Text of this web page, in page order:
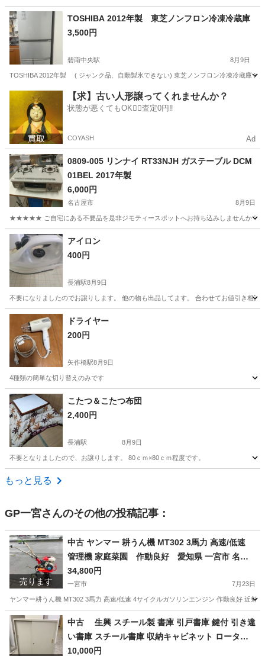
愛知 名古屋市 キッチン家電
TOSHIBA 2012年製 東芝ノンフロン冷凍冷蔵庫
3,500円
碧南中央駅 8月9日
TOSHIBA 2012年製 ( ジャンク品、自動製氷できない) 東芝ノンフロン冷凍冷蔵庫
碧南中央駅 キッチン家電
【求】古い人形譲ってくれませんか？
状態が悪くてもOK🙆‍♀️査定0円‼️
COYASH Ad
0809-005 リンナイ RT33NJH ガステーブル DCM
01BEL 2017年製
6,000円
名古屋市 8月9日
★★★★★ ご自宅にある不要品を是非ジモティースポットへお持ち込みしませんか？
愛知 名古屋市 キッチン家電
アイロン
400円
長浦駅8月9日
不要になりましたのでお譲りします。 他の物も出品してます。 合わせてお値引き相談
愛知 知多市 長浦駅
ドライヤー
200円
矢作橋駅8月9日
4種類の簡単な切り替えのみです
愛知 岡崎市 矢作橋駅 美容家電
こたつ＆こたつ布団
2,400円
長浦駅 8月9日
不要となりましたので、お譲りします。 80ｃｍ×80ｃｍ程度です。
愛知 知多市
もっと見る
GP一宮さんのその他の投稿記事：
売ります
中古 ヤンマー 耕うん機 MT302 3馬力 高速/低速
管理機 家庭菜園 作動良好 愛知県 一宮市 名古
屋 稲沢 江南 岩倉 岐阜 羽島 各務ヶ原 三重 愛知 グ
ッドプライス一宮
34,800円
一宮市 7月23日
ヤンマー耕うん機 MT302 3馬力 高速/低速 4サイクルガソリンエンジン 作動良好 近
愛知 一宮市 その他 耕うん機
中古 生興 スチール製 書庫 引戸書庫 鍵付 引き違
い書庫 スチール書庫 収納キャビネット ロータイ
プ 3段 ローキャビネット 幅900×奥400×高さ1
10,000円